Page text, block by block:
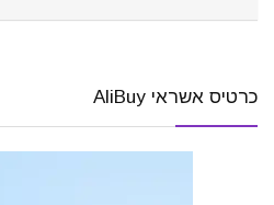
כרטיס אשראי AliBuy